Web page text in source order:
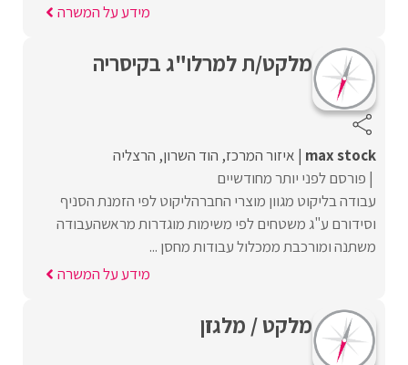
מידע על המשרה
מלקט/ת למרלו"ג בקיסריה
max stock איזור המרכז הוד השרון הרצליה
פורסם לפני יותר מחודשיים
עבודה בליקוט מגוון מוצרי החברהליקוט לפי הזמנת הסניף
וסידורם ע"ג משטחים לפי משימות מוגדרות מראשהעבודה
משתנה ומורכבת ממכלול עבודות מחסן ...
מידע על המשרה
מלקט / מלגזן